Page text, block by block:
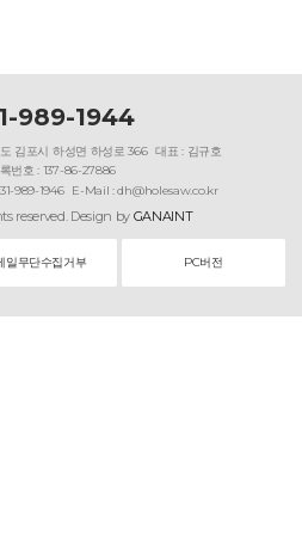
989-1944
김포시 하성면 하성로 366 대표 : 김규호
번호 : 137-86-27886
989-1946 E-Mail : dh@holesaw.co.kr
reserved. Design by GANAINT
일무단수집거부 PC버전